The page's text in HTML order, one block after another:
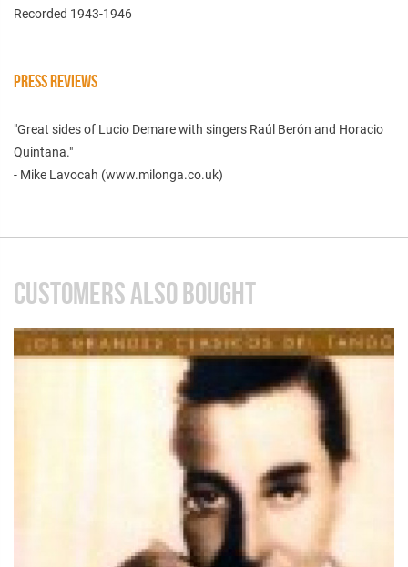
Recorded 1943-1946
PRESS REVIEWS
"Great sides of Lucio Demare with singers Raúl Berón and Horacio
Quintana."
- Mike Lavocah (www.milonga.co.uk)
CUSTOMERS ALSO BOUGHT